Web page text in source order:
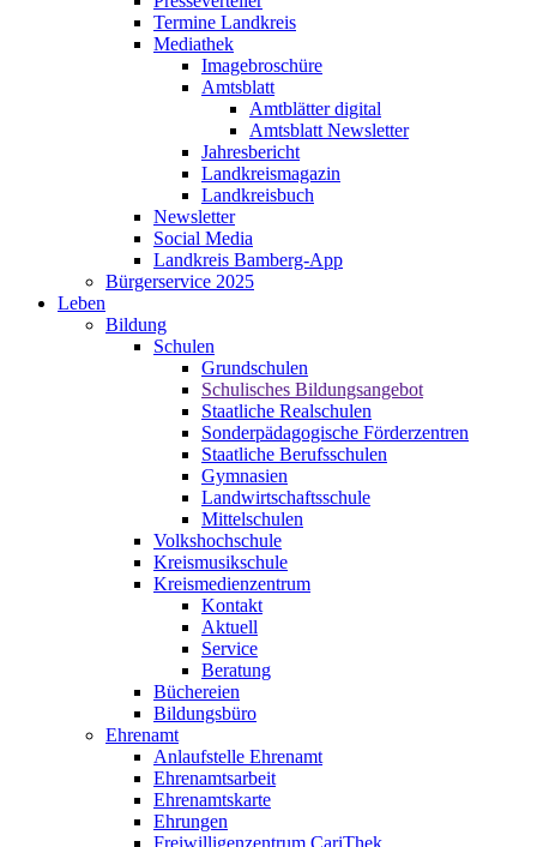
Termine Landkreis
Mediathek
Imagebroschüre
Amtsblatt
Amtblätter digital
Amtsblatt Newsletter
Jahresbericht
Landkreismagazin
Landkreisbuch
Newsletter
Social Media
Landkreis Bamberg-App
Bürgerservice 2025
Leben
Bildung
Schulen
Grundschulen
Schulisches Bildungsangebot
Staatliche Realschulen
Sonderpädagogische Förderzentren
Staatliche Berufsschulen
Gymnasien
Landwirtschaftsschule
Mittelschulen
Volkshochschule
Kreismusikschule
Kreismedienzentrum
Kontakt
Aktuell
Service
Beratung
Büchereien
Bildungsbüro
Ehrenamt
Anlaufstelle Ehrenamt
Ehrenamtsarbeit
Ehrenamtskarte
Ehrungen
Freiwilligenzentrum CariThek